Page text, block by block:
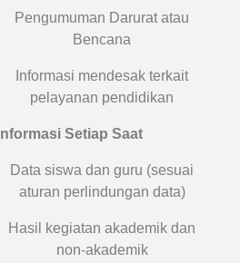
Pengumuman Darurat atau
Bencana
Informasi mendesak terkait
pelayanan pendidikan
Informasi Setiap Saat
Data siswa dan guru (sesuai
aturan perlindungan data)
Hasil kegiatan akademik dan
non-akademik